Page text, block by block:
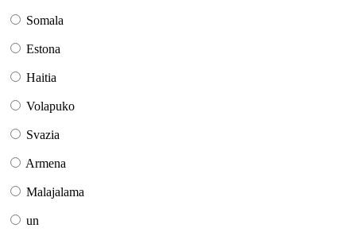
Somala
Estona
Haitia
Volapuko
Svazia
Armena
Malajalama
un